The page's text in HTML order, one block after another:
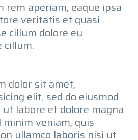
rem aperiam, eaque ipsa
veritatis et quasi
cillum dolore eu
cillum.
dolor sit amet,
elit, sed do eiusmod
labore et dolore magna
veniam, quis
ullamco laboris nisi ut